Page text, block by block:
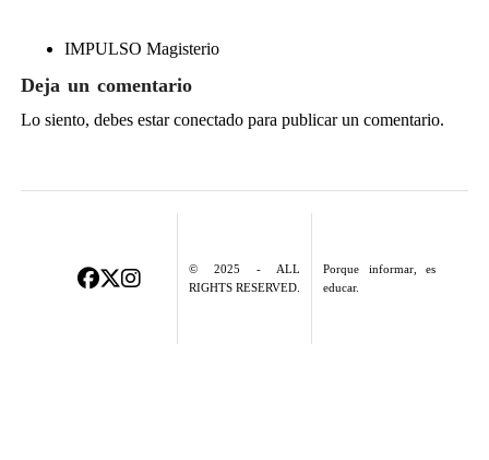
IMPULSO Magisterio
Deja un comentario
Lo siento, debes estarconectadopara publicar un comentario.
© 2025 - ALL
RIGHTS RESERVED.
Porque informar, es
educar.